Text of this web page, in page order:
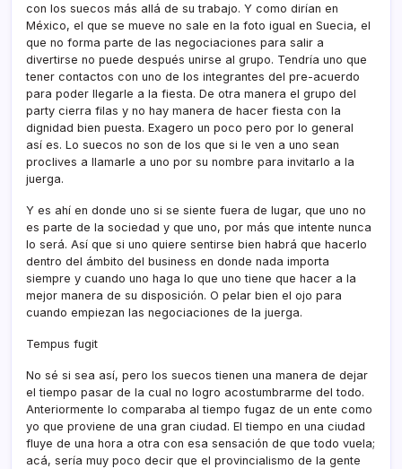
con los suecos más allá de su trabajo. Y como dirí­an en
México, el que se mueve no sale en la foto igual en Suecia, el
que no forma parte de las negociaciones para salir a
divertirse no puede después unirse al grupo. Tendrí­a uno que
tener contactos con uno de los integrantes del pre-acuerdo
para poder llegarle a la fiesta. De otra manera el grupo del
party cierra filas y no hay manera de hacer fiesta con la
dignidad bien puesta. Exagero un poco pero por lo general
así­ es. Lo suecos no son de los que si le ven a uno sean
proclives a llamarle a uno por su nombre para invitarlo a la
juerga.
Y es ahí­ en donde uno si se siente fuera de lugar, que uno no
es parte de la sociedad y que uno, por más que intente nunca
lo será. Así­ que si uno quiere sentirse bien habrá que hacerlo
dentro del ámbito del business en donde nada importa
siempre y cuando uno haga lo que uno tiene que hacer a la
mejor manera de su disposición. O pelar bien el ojo para
cuando empiezan las negociaciones de la juerga.
Tempus fugit
No sé si sea así­, pero los suecos tienen una manera de dejar
el tiempo pasar de la cual no logro acostumbrarme del todo.
Anteriormente lo comparaba al tiempo fugaz de un ente como
yo que proviene de una gran ciudad. El tiempo en una ciudad
fluye de una hora a otra con esa sensación de que todo vuela;
acá, serí­a muy poco decir que el provincialismo de la gente